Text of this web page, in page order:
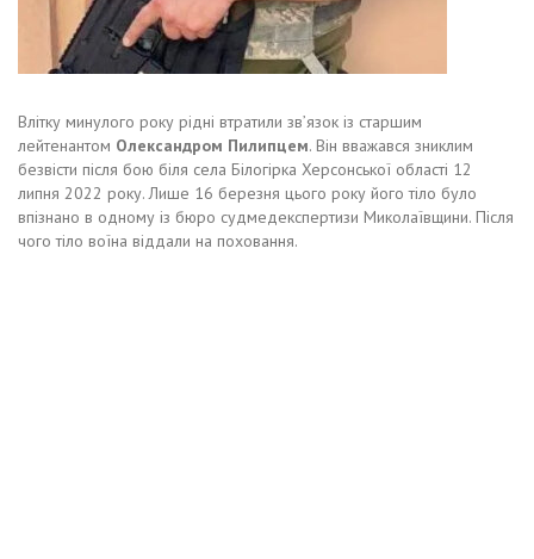
Влітку минулого року рідні втратили зв’язок із старшим
лейтенантом Олександром Пилипцем. Він вважався зниклим
безвісти після бою біля села Білогірка Херсонської області 12
липня 2022 року. Лише 16 березня цього року його тіло було
впізнано в одному із бюро судмедекспертизи Миколаївщини. Після
чого тіло воїна віддали на поховання.